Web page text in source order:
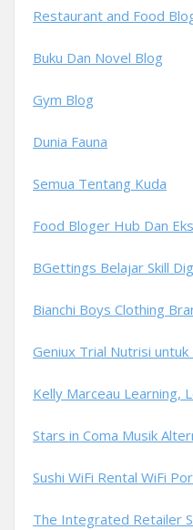
Restaurant and Food
Buku Dan Novel Blog
Gym Blog
Dunia Fauna
Semua Tentang Kuda
Food Bloger Hub Dan
BGettings Belajar Skill
Bianchi Boys Clothing
Geniux Trial Nutrisi
Kelly Marceau Learning,
Stars in Coma Musik
Sushi WiFi Rental WiFi
The Integrated Retailer